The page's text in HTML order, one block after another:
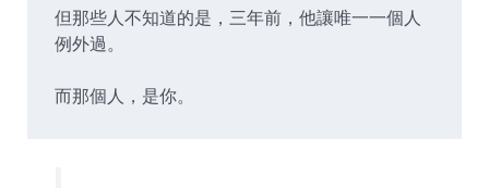
但那些人不知道的是，三年前，他讓唯一一個人
例外過。
而那個人，是你。